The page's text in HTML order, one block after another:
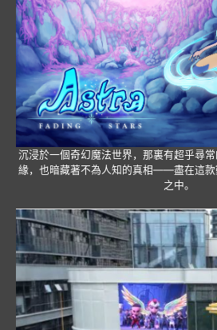
沉浸於一個奇幻魔法世界，那裏有超乎尋
緣，也暗藏著不為人知的真相——盡在這款
之中。